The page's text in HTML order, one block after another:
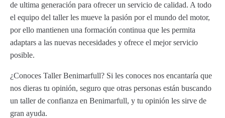
de ultima generación para ofrecer un servicio de calidad. A todo
el equipo del taller les mueve la pasión por el mundo del motor,
por ello mantienen una formación continua que les permita
adaptars a las nuevas necesidades y ofrece el mejor servicio
posible.
¿Conoces Taller Benimarfull? Si les conoces nos encantaría que
nos dieras tu opinión, seguro que otras personas están buscando
un taller de confianza en Benimarfull, y tu opinión les sirve de
gran ayuda.